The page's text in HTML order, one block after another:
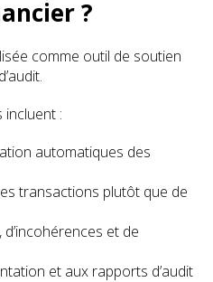
?
comme outil de soutien
incluent :
automatiques des
transactions plutôt que de
et de
et aux rapports d’audit